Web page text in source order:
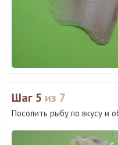
Шаг 5 из 7
Посолить рыбу по вкусу и